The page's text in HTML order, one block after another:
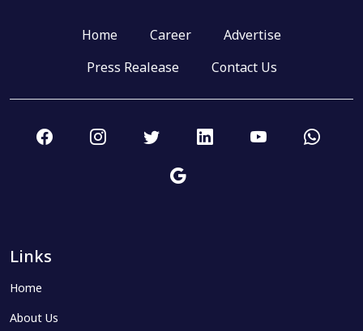
Home Career
Advertise
Press Realease
Contact Us
Links
Home
About Us